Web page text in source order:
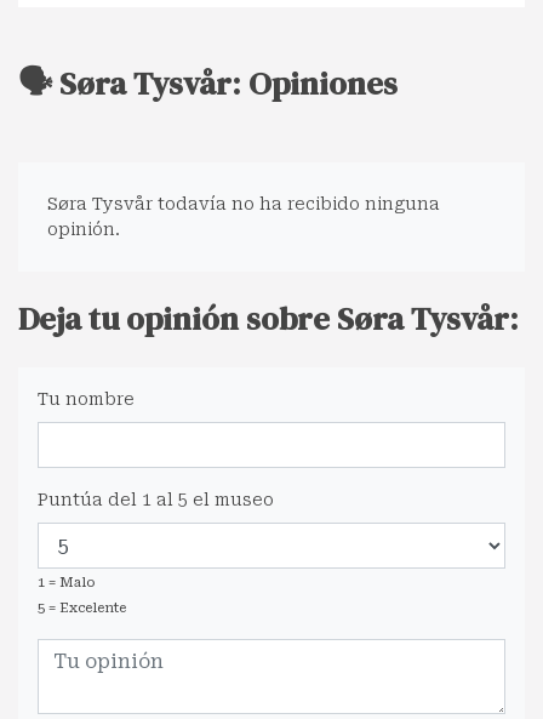
🗣️ Søra Tysvår: Opiniones
Søra Tysvår todavía no ha recibido ninguna
opinión.
Deja tu opinión sobre Søra Tysvår:
Tu nombre
Puntúa del 1 al 5 el museo
1 = Malo
5 = Excelente